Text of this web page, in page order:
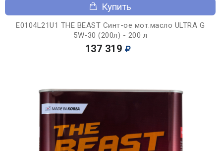
Купить
E0104L21U1 THE BEAST Синт-ое мот.масло ULTRA G
5W-30 (200л) - 200 л
137 319